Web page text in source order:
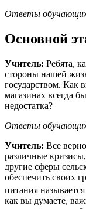
Ответы
Основной
Учитель: Ребята,
стороны нашей
государством. Как
магазинах всегда
недостатка?
Ответы
Учитель: Все
различные
другие сферы
обеспечить своих
питания
как вы думаете,